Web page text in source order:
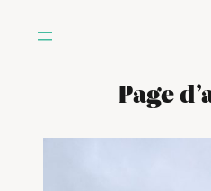
Page